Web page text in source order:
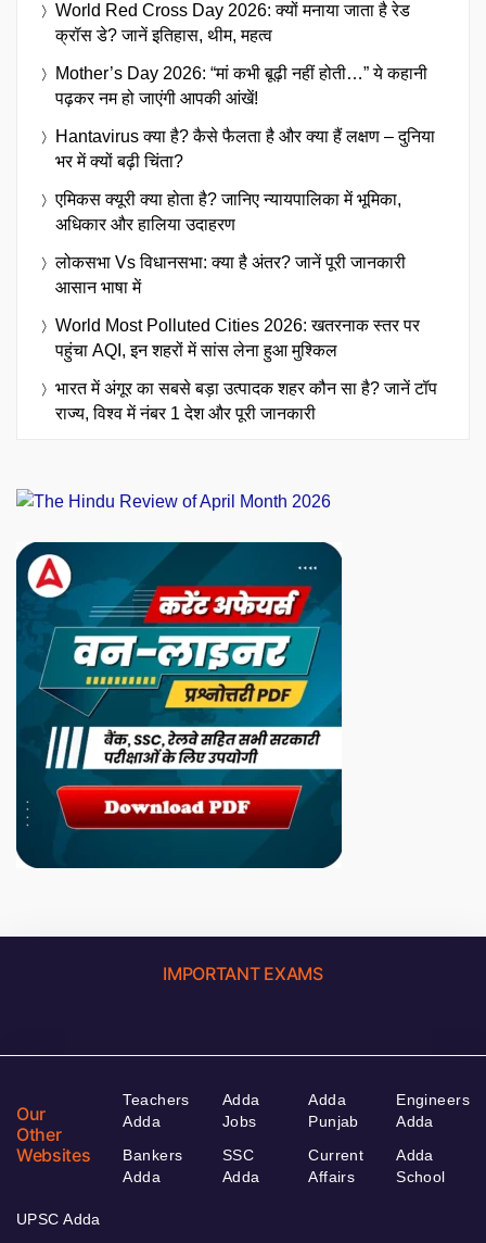
World Red Cross Day 2026: क्यों मनाया जाता है रेड
क्रॉस डे? जानें इतिहास, थीम, महत्व
Mother’s Day 2026: “मां कभी बूढ़ी नहीं होती…” ये कहानी
पढ़कर नम हो जाएंगी आपकी आंखें!
Hantavirus क्या है? कैसे फैलता है और क्या हैं लक्षण – दुनिया
भर में क्यों बढ़ी चिंता?
एमिकस क्यूरी क्या होता है? जानिए न्यायपालिका में भूमिका,
अधिकार और हालिया उदाहरण
लोकसभा Vs विधानसभा: क्या है अंतर? जानें पूरी जानकारी
आसान भाषा में
World Most Polluted Cities 2026: खतरनाक स्तर पर
पहुंचा AQI, इन शहरों में सांस लेना हुआ मुश्किल
भारत में अंगूर का सबसे बड़ा उत्पादक शहर कौन सा है? जानें टॉप
राज्य, विश्व में नंबर 1 देश और पूरी जानकारी
IMPORTANT EXAMS
Our
Other
Websites
Teachers
Adda
Bankers
Adda
Adda
Jobs
SSC
Adda
Adda
Punjab
Current
Affairs
Engineers
Adda
Adda
School
UPSC Adda